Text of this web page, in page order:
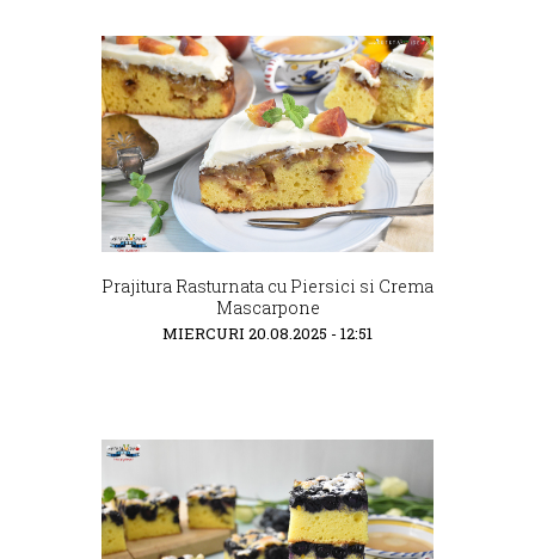
Prajitura Rasturnata cu Piersici si Crema
Mascarpone
MIERCURI 20.08.2025 - 12:51